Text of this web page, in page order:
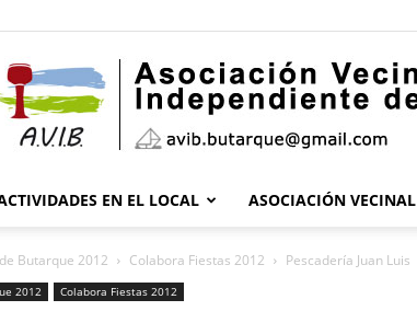
EN EL LOCAL ASOCIACIÓN VECINAL
Butarque 2012 Colabora Fiestas 2012 Pescadería Juan Luis
2012 Colabora Fiestas 2012